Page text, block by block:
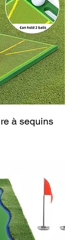
à sequins